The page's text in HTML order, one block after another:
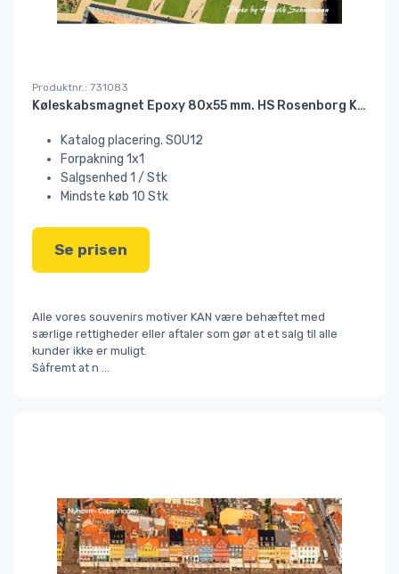
Produktnr.: 731083
Køleskabsmagnet Epoxy 80x55 mm. HS Rosenborg København//!!
Katalog placering. SOU12
Forpakning 1x1
Salgsenhed 1 / Stk
Mindste køb 10 Stk
Se prisen
Alle vores souvenirs motiver KAN være behæftet med
særlige rettigheder eller aftaler som gør at et salg til alle
kunder ikke er muligt.
Såfremt at n ...